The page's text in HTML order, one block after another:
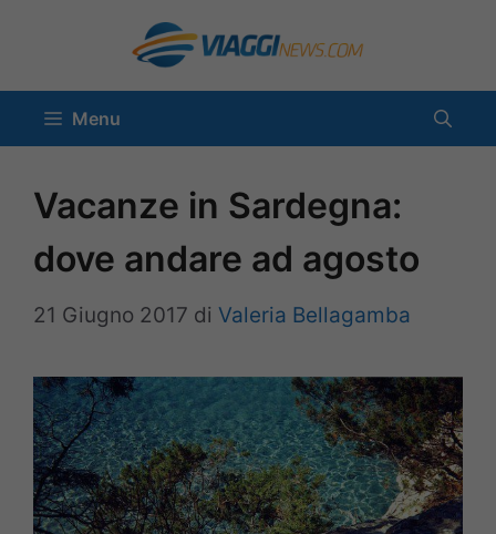
contenuto
Menu
Vacanze in Sardegna:
dove andare ad agosto
21 Giugno 2017 di Valeria Bellagamba